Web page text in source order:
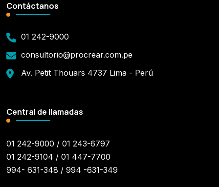
Contáctanos
01 242-9000
consultorio@procrear.com.pe
Av. Petit Thouars 4737 Lima - Perú
Central de llamadas
01 242-9000 / 01 243-6797
01 242-9104 / 01 447-7700
994- 631-348 / 994 -631-349